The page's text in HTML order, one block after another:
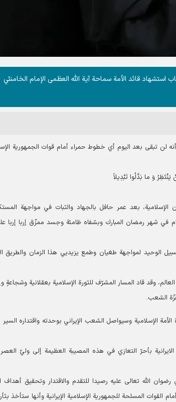
استشهاد قائد الأمة سماحة آية الله العظمى الإمام الخامنئي
لن تبقى بعد اليوم أي خطوط حمراء أمام قوات الجمهورية
وَ ما بَدَّلُوا تَبْدِیلاً
بعد عمر حافل بالجهاد والثبات في مواجهة
في شهر رمضان المبارك وبشفاه ظامئة وجسد ممزّق إربا إربا
الوحيد لمواجهة طغيان وطمع يزيديي هذا الزمان والطريق
وقد قاد المسار المشرّف للثورة الإسلامية بعقلانية وشجاعةٍ
الشعب.
الإسلامية وسيواصل الشعب الإيراني بوحدته واقتداره السير
الایرانیة بأحرّ التعازي في هذه المصيبة العظيمة إلى وليّ
الله تعالى عليه رصيدا للتقدم والاقتدار وتحقيق أهداف
المسلحة للجمهورية الإسلامية الإيرانية وأنها ستأخذ